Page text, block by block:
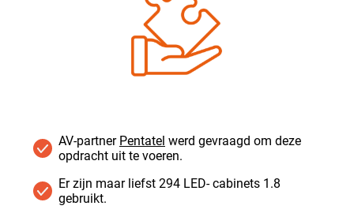
AV-partner Pentatel werd gevraagd om deze
opdracht uit te voeren.
Er zijn maar liefst 294 LED- cabinets 1.8
gebruikt.